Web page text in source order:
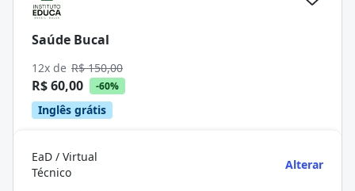
Saúde Bucal
12x de R$ 150,00
R$ 60,00 -60%
Inglês grátis
EaD / Virtual
Técnico
Alterar